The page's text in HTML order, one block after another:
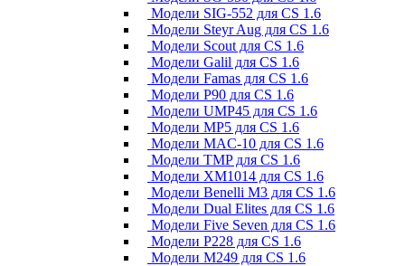
Модели SIG-552 для CS 1.6
Модели Steyr Aug для CS 1.6
Модели Scout для CS 1.6
Модели Galil для CS 1.6
Модели Famas для CS 1.6
Модели P90 для CS 1.6
Модели UMP45 для CS 1.6
Модели MP5 для CS 1.6
Модели MAC-10 для CS 1.6
Модели TMP для CS 1.6
Модели XM1014 для CS 1.6
Модели Benelli M3 для CS 1.6
Модели Dual Elites для CS 1.6
Модели Five Seven для CS 1.6
Модели P228 для CS 1.6
Модели M249 для CS 1.6